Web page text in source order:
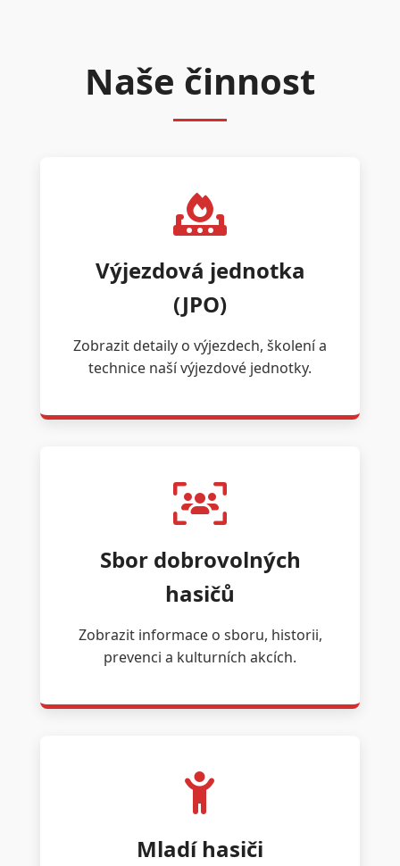
Naše činnost
Výjezdová jednotka
(JPO)
Zobrazit detaily o výjezdech, školení a
technice naší výjezdové jednotky.
Sbor dobrovolných
hasičů
Zobrazit informace o sboru, historii,
prevenci a kulturních akcích.
Mladí hasiči